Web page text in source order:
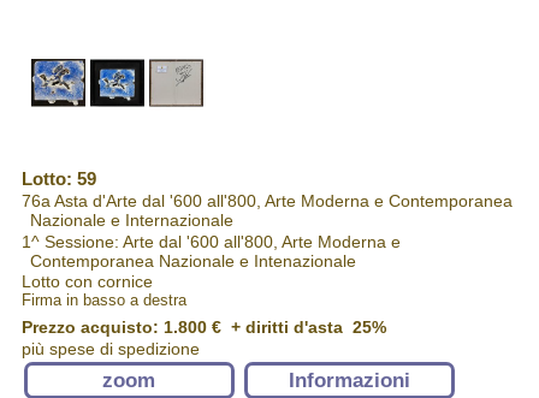
Lotto: 59
76a Asta d'Arte dal '600 all'800, Arte Moderna e Contemporanea
Nazionale e Internazionale
1^ Sessione: Arte dal '600 all'800, Arte Moderna e
Contemporanea Nazionale e Intenazionale
Lotto con cornice
Firma in basso a destra
Prezzo acquisto: 1.800 €+ diritti d'asta 25%
più spese di spedizione
zoom
Informazioni